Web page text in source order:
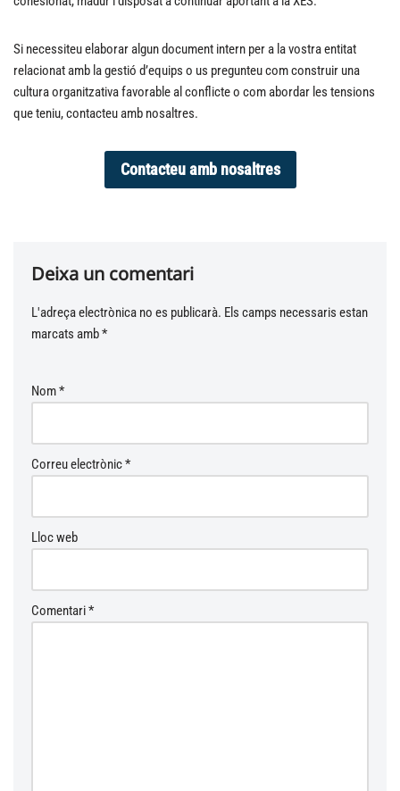
Si necessiteu elaborar algun document intern per a la vostra entitat
relacionat amb la gestió d’equips o us pregunteu com construir una
cultura organitzativa favorable al conflicte o com abordar les tensions
que teniu, contacteu amb nosaltres.
Contacteu amb nosaltres
Deixa un comentari
L'adreça electrònica no es publicarà. Els camps necessaris estan
marcats amb*
Nom*
Correu electrònic*
Lloc web
Comentari*
A
lt
n
ti
v